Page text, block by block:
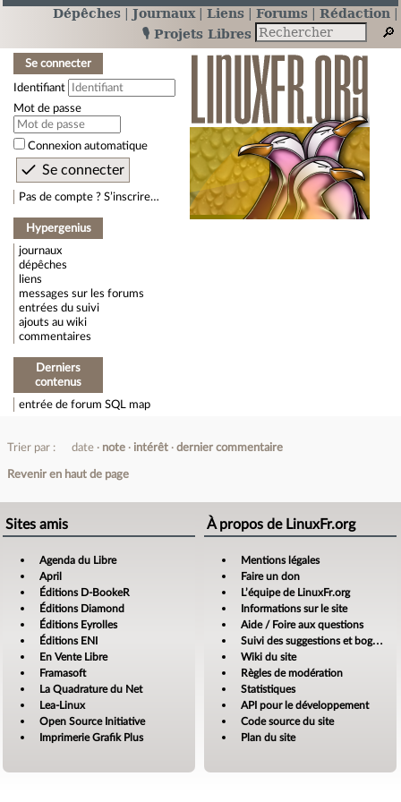
Dépêches Journaux Liens Forums
Rédaction
🎙️ Projets Libres
Se connecter
Identifiant
Mot de passe
Connexion automatique
Pas de compte ? S’inscrire…
Hypergenius
journaux
dépêches
liens
messages sur les forums
entrées du suivi
ajouts au wiki
commentaires
Derniers
contenus
entrée de forum SQL map
Trier par : date note intérêt dernier commentaire
Revenir en haut de page
Sites amis
Agenda du Libre
April
Éditions D-BookeR
Éditions Diamond
Éditions Eyrolles
Éditions ENI
En Vente Libre
Framasoft
La Quadrature du Net
Lea-Linux
Open Source Initiative
Imprimerie Grafik Plus
À propos de LinuxFr.org
Mentions légales
Faire un don
L’équipe de LinuxFr.org
Informations sur le site
Aide / Foire aux questions
Suivi des suggestions et bogues
Wiki du site
Règles de modération
Statistiques
API pour le développement
Code source du site
Plan du site